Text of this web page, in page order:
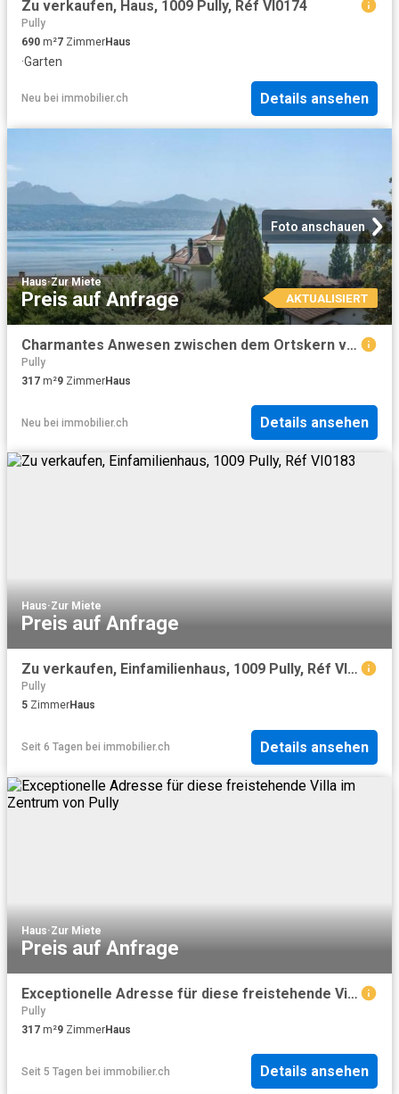
Zu verkaufen, Haus, 1009 Pully, Réf VI0174
Pully
690 m²7 ZimmerHaus
·Garten
Neu bei immobilier.ch Details ansehen
Foto anschauen
Haus·Zur Miete
Preis auf Anfrage AKTUALISIERT
Charmantes Anwesen zwischen dem Ortskern von Pully und dem See
Pully
317 m²9 ZimmerHaus
Neu bei immobilier.ch Details ansehen
Haus·Zur Miete
Preis auf Anfrage
Zu verkaufen, Einfamilienhaus, 1009 Pully, Réf VI0183
Pully
5 ZimmerHaus
Seit 6 Tagen bei immobilier.ch Details ansehen
Haus·Zur Miete
Preis auf Anfrage
Exceptionelle Adresse für diese freistehende Villa im Zentrum von Pully
Pully
317 m²9 ZimmerHaus
Seit 5 Tagen bei immobilier.ch Details ansehen